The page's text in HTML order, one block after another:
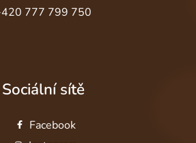
777 799 750
Sociální sítě
Facebook